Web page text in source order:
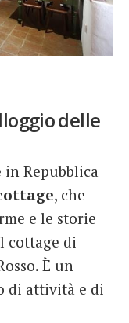
delle
in Repubblica
, che
e le storie
cottage di
È un
di attività e di